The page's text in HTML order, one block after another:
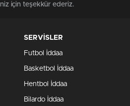
için teşekkür ederiz.
SERVİSLER
Futbol İddaa
Basketbol İddaa
Hentbol İddaa
Bilardo İddaa